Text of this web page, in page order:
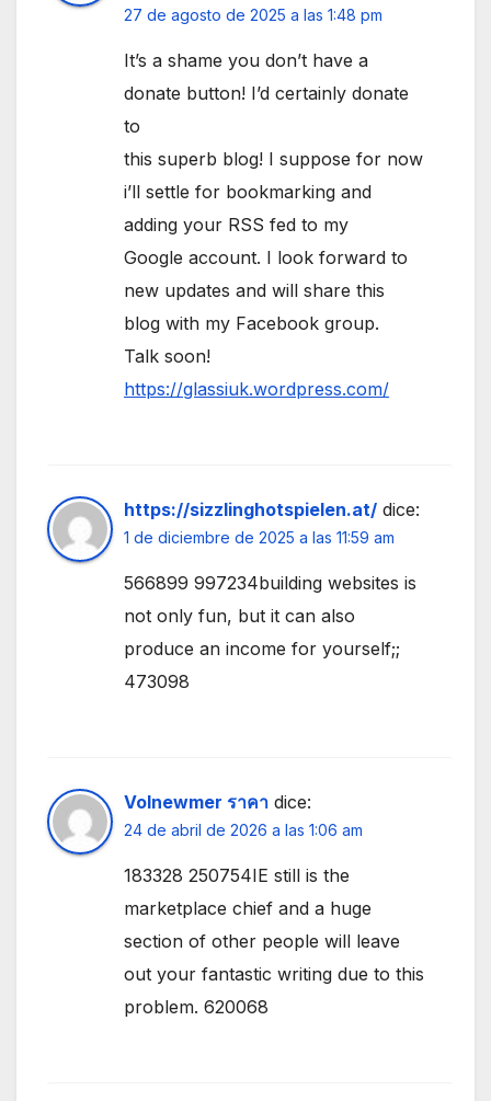
27 de agosto de 2025 a las 1:48 pm
It’s a shame you don’t have a
donate button! I’d certainly donate
to
this superb blog! I suppose for now
i’ll settle for bookmarking and
adding your RSS fed to my
Google account. I look forward to
new updates and will share this
blog with my Facebook group.
Talk soon!
https://glassiuk.wordpress.com/
https://sizzlinghotspielen.at/ dice:
1 de diciembre de 2025 a las 11:59 am
566899 997234building websites is
not only fun, but it can also
produce an income for yourself;;
473098
Volnewmer ราคา dice:
24 de abril de 2026 a las 1:06 am
183328 250754IE still is the
marketplace chief and a huge
section of other people will leave
out your fantastic writing due to this
problem. 620068